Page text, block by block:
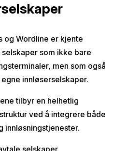
og Wordline er kjente
som ikke bare
men som også
innløserselskaper.
tilbyr en helhetlig
ved å integrere både
innløsningstjenester.